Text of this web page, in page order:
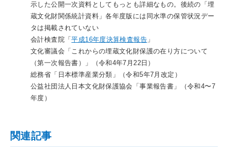
示した公開一次資料としてもっとも詳細なもの。後続の「埋
蔵文化財関係統計資料」各年度版には同水準の保管状況デー
タは掲載されていない
会計検査院「平成16年度決算検査報告 」
文化審議会「これからの埋蔵文化財保護の在り方について
（第一次報告書）」（令和4年7月22日）
総務省「日本標準産業分類」（令和5年7月改定）
公益社団法人日本文化財保護協会「事業報告書」（令和4〜7
年度）
関連記事